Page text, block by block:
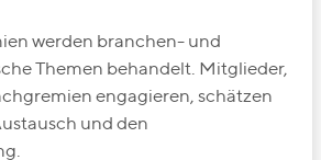
werden branchen- und
Themen behandelt. Mitglieder,
engagieren, schätzen
und den